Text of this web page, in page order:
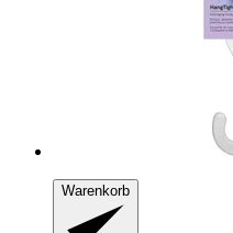
Warenkorb